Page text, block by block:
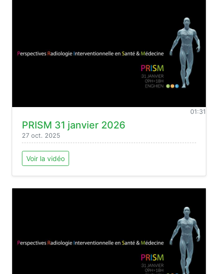
01:31
PRISM 31 janvier 2026
27 oct. 2025
Voir la vidéo